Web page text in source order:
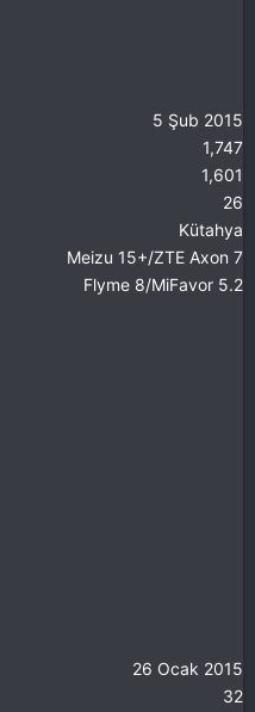
5 Şub 2015
1,747
1,601
26
Kütahya
Meizu 15+/ZTE Axon 7
Flyme 8/MiFavor 5.2
26 Ocak 2015
32